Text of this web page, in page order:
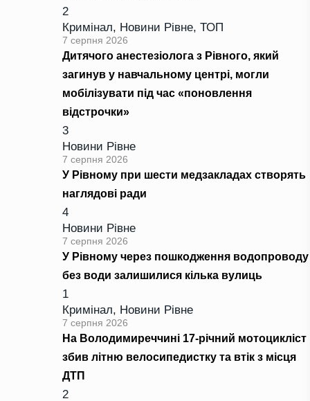
2
Кримінал, Новини Рівне, ТОП
7 серпня 2026
Дитячого анестезіолога з Рівного, який
загинув у навчальному центрі, могли
мобілізувати під час «поновлення
відстрочки»
3
Новини Рівне
7 серпня 2026
У Рівному при шести медзакладах створять
наглядові ради
4
Новини Рівне
7 серпня 2026
У Рівному через пошкодження водопроводу
без води залишилися кілька вулиць
1
Кримінал, Новини Рівне
7 серпня 2026
На Володимиреччині 17-річний мотоцикліст
збив літню велосипедистку та втік з місця
ДТП
2